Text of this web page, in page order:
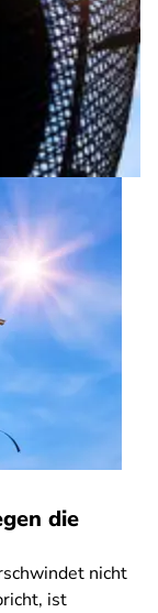
die
nicht
ist